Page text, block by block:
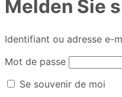
Melden Sie
Identifiant ou adresse e-
Mot de passe
Se souvenir de moi